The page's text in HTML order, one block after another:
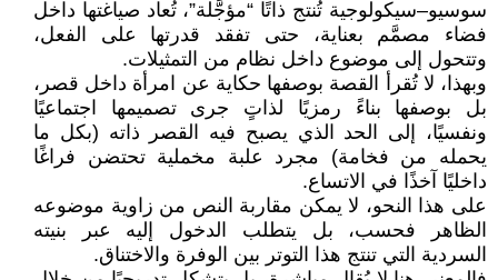
سوسيو–سيكولوجية تُنتج ذاتًا “مؤجَّلة”، تُعاد صياغتها داخل
فضاء مصمَّم بعناية، حتى تفقد قدرتها على الفعل،
وتتحول إلى موضوع داخل نظام من التمثيلات.
وبهذا، لا تُقرأ القصة بوصفها حكاية عن امرأة داخل قصر،
بل بوصفها بناءً رمزيًا لذاتٍ جرى تصميمها اجتماعيًا
ونفسيًا، إلى الحد الذي يصبح فيه القصر ذاته (بكل ما
يحمله من فخامة) مجرد علبة مخملية تحتضن فراغًا
داخليًا آخذًا في الاتساع.
على هذا النحو، لا يمكن مقاربة النص من زاوية موضوعه
الظاهر فحسب، بل يتطلب الدخول إليه عبر بنيته
السردية التي تنتج هذا التوتر بين الوفرة والاختناق.